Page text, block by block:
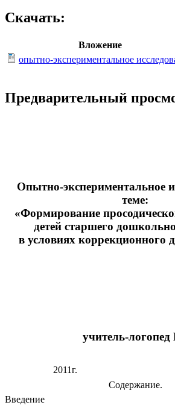
Скачать:
Вложение
опытно-экспериментальное
Предварительный
Опытно-экспериментальное
теме:
«Формирование
детей старшего
в условиях коррекционного
учитель-
2011г.
Содержание.
Введение